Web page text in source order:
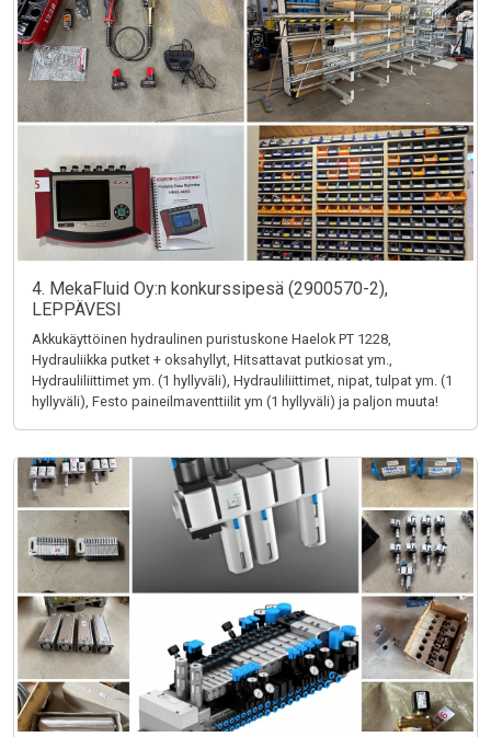
4. MekaFluid Oy:n konkurssipesä (2900570-2),
LEPPÄVESI
Akkukäyttöinen hydraulinen puristuskone Haelok PT 1228,
Hydrauliikka putket + oksahyllyt, Hitsattavat putkiosat ym.,
Hydrauliliittimet ym. (1 hyllyväli), Hydrauliliittimet, nipat, tulpat ym. (1
hyllyväli), Festo paineilmaventtiilit ym (1 hyllyväli) ja paljon muuta!